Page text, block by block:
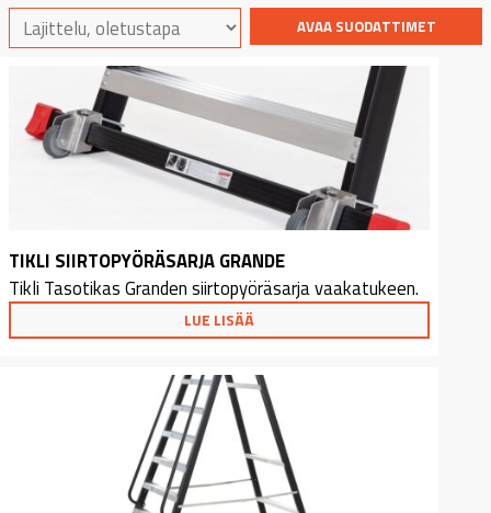
AVAA SUODATTIMET
TIKLI SIIRTOPYÖRÄSARJA GRANDE
Tikli Tasotikas Granden siirtopyöräsarja vaakatukeen.
LUE LISÄÄ